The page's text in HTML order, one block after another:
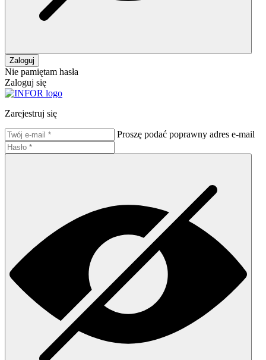
Zaloguj
Nie pamiętam hasła
Zaloguj się
Zarejestruj się
Proszę podać poprawny adres e-mail